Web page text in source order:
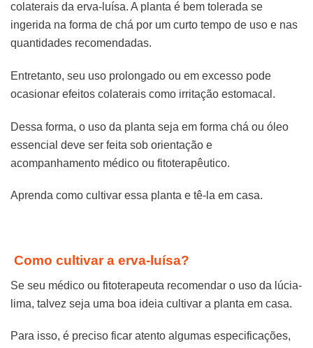
colaterais da erva-luísa. A planta é bem tolerada se
ingerida na forma de chá por um curto tempo de uso e nas
quantidades recomendadas.
Entretanto, seu uso prolongado ou em excesso pode
ocasionar efeitos colaterais como irritação estomacal.
Dessa forma, o uso da planta seja em forma chá ou óleo
essencial deve ser feita sob orientação e
acompanhamento médico ou fitoterapêutico.
Aprenda como cultivar essa planta e tê-la em casa.
Como cultivar a erva-luísa?
Se seu médico ou fitoterapeuta recomendar o uso da lúcia-
lima, talvez seja uma boa ideia cultivar a planta em casa.
Para isso, é preciso ficar atento algumas especificações,